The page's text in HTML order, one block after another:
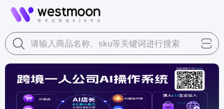
请输入商品名称、sku等关键词进行搜索